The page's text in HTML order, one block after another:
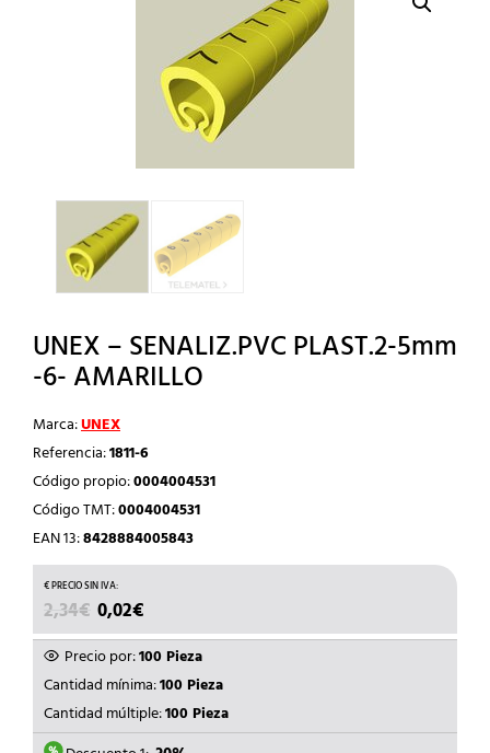
UNEX – SENALIZ.PVC PLAST.2-5mm
-6- AMARILLO
Marca:UNEX
Referencia:1811-6
Código propio:0004004531
Código TMT:0004004531
EAN 13:8428884005843
2,34€ EL
PRECIO
ORIGINAL
ERA:
2,34€.
0,02€
PRECIO
ACTUAL
ES:
0,02€.
Precio por:100 Pieza
Cantidad mínima:100 Pieza
Cantidad múltiple:100 Pieza